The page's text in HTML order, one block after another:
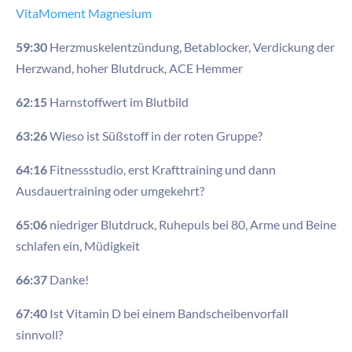
VitaMoment Magnesium
59:30 Herzmuskelentzündung, Betablocker, Verdickung der
Herzwand, hoher Blutdruck, ACE Hemmer
62:15 Harnstoffwert im Blutbild
63:26Wieso ist Süßstoff in der roten Gruppe?
64:16 Fitnessstudio, erst Krafttraining und dann
Ausdauertraining oder umgekehrt?
65:06 niedriger Blutdruck, Ruhepuls bei 80, Arme und Beine
schlafen ein, Müdigkeit
66:37 Danke!
67:40 Ist Vitamin D bei einem Bandscheibenvorfall
sinnvoll?